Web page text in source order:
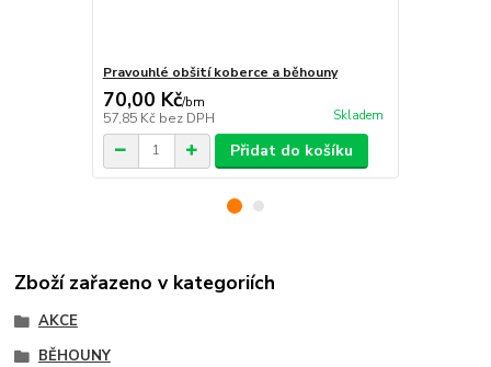
Pravouhlé obšití koberce a běhouny
70,00 Kč/bm
57,85 Kč bez DPH Skladem
Přidat do košíku
Zboží zařazeno v kategoriích
AKCE
BĚHOUNY